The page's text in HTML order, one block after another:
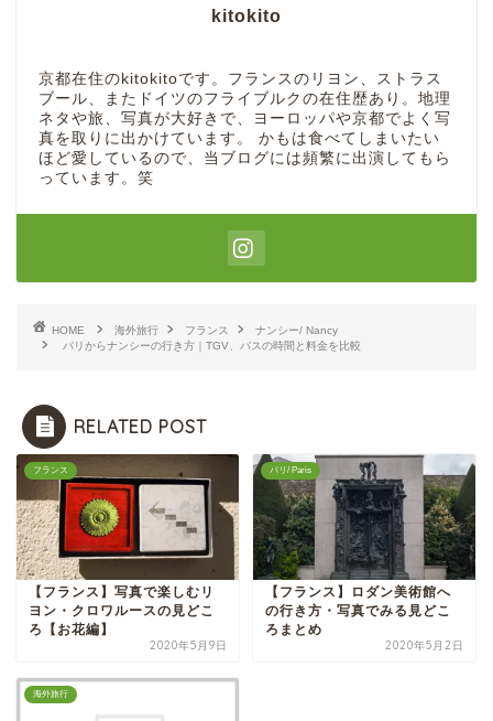
kitokito
京都在住のkitokitoです。フランスのリヨン、ストラス
ブール、またドイツのフライブルクの在住歴あり。地理
ネタや旅、写真が大好きで、ヨーロッパや京都でよく写
真を取りに出かけています。 かもは食べてしまいたい
ほど愛しているので、当ブログには頻繁に出演してもら
っています。笑
HOME 海外旅行 フランス
ナンシー/ Nancy
パリからナンシーの行き方｜TGV、バスの時間と料金を比較
RELATED POST
フランス
【フランス】写真で楽しむリ
ヨン・クロワルースの見どこ
ろ【お花編】
2020年5月9日
パリ/ Paris
【フランス】ロダン美術館へ
の行き方・写真でみる見どこ
ろまとめ
2020年5月2日
海外旅行